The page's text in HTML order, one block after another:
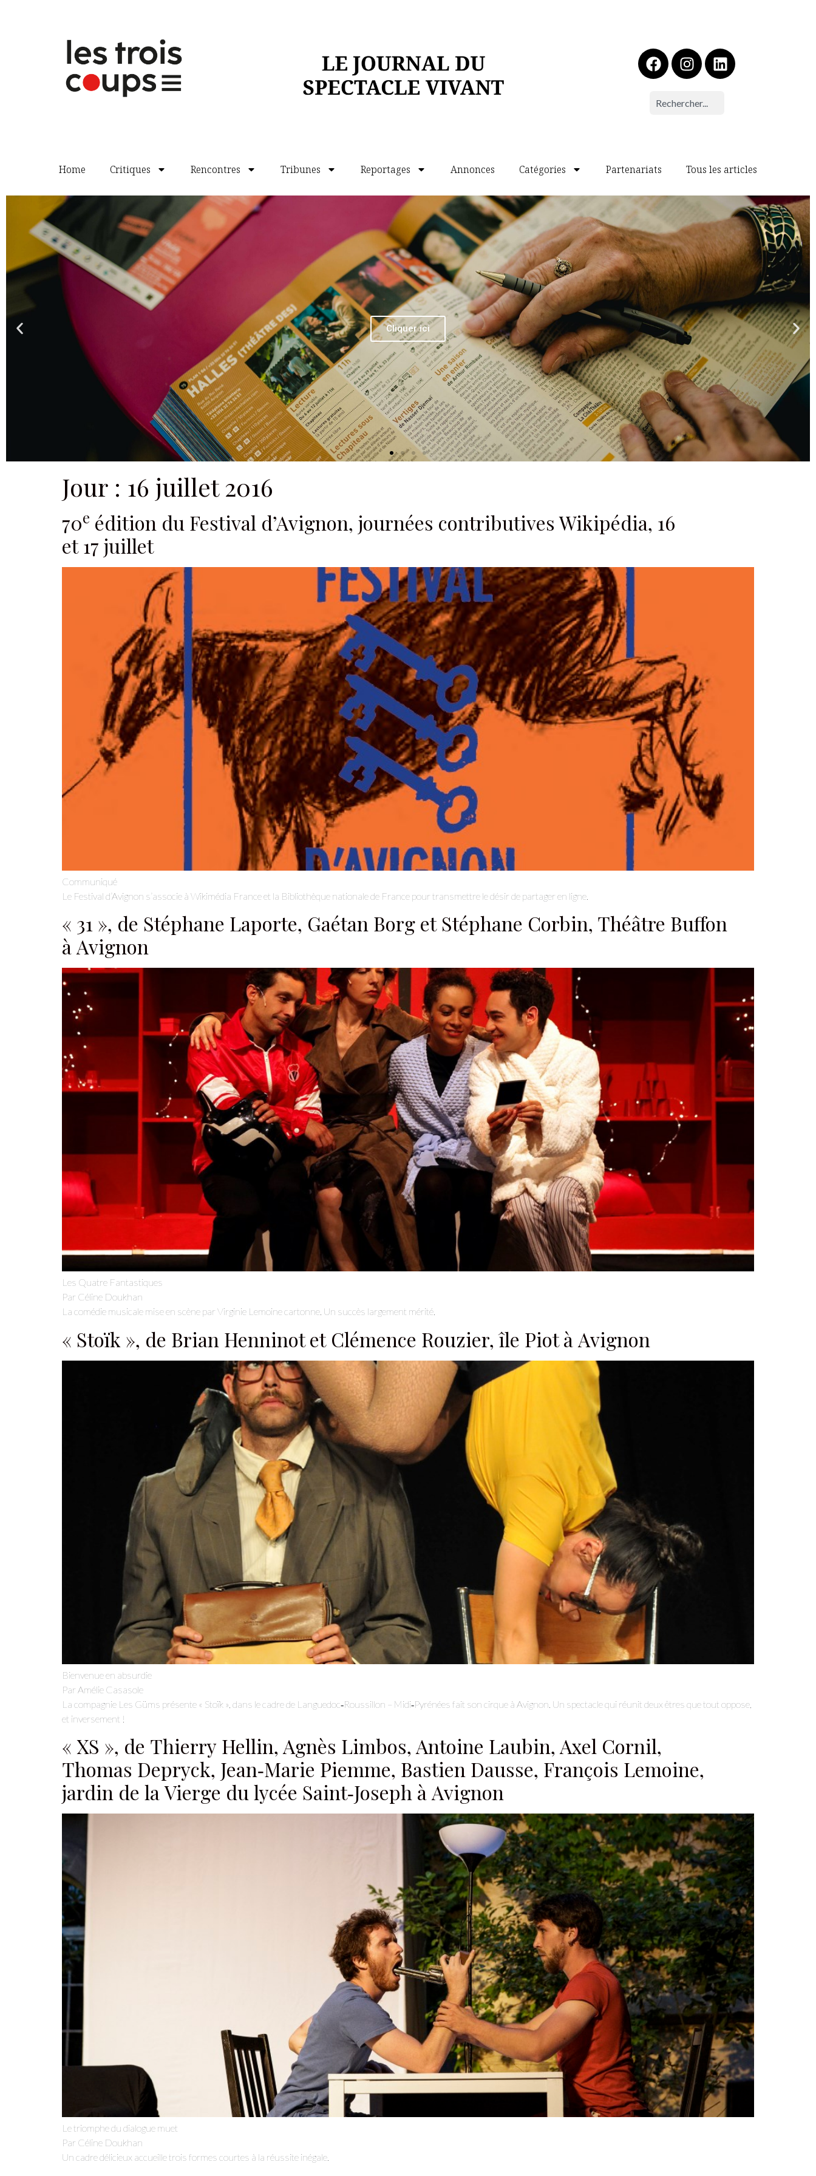
Home Critiques Rencontres Tribunes Reportages Annonces Catégories Partenariats Tous les articles
Cliquer ici
Jour : 16 juillet 2016
70e édition du Festival d’Avignon, journées contributives Wikipédia, 16
et 17 juillet
Communiqué
Le Festival d’Avignon s’associe à Wikimédia France et la Bibliothèque nationale de France pour transmettre le désir de partager en ligne.
« 31 », de Stéphane Laporte, Gaétan Borg et Stéphane Corbin, Théâtre Buffon
à Avignon
Les Quatre Fantastiques
Par Céline Doukhan
La comédie musicale mise en scène par Virginie Lemoine cartonne. Un succès largement mérité.
« Stoïk », de Brian Henninot et Clémence Rouzier, île Piot à Avignon
Bienvenue en absurdie
Par Amélie Casasole
La compagnie Les Güms présente « Stoïk », dans le cadre de Languedoc‑Roussillon – Midi‑Pyrénées fait son cirque à Avignon. Un spectacle qui réunit deux êtres que tout oppose,
et inversement !
« XS », de Thierry Hellin, Agnès Limbos, Antoine Laubin, Axel Cornil,
Thomas Depryck, Jean‑Marie Piemme, Bastien Dausse, François Lemoine,
jardin de la Vierge du lycée Saint‑Joseph à Avignon
Le triomphe du dialogue muet
Par Céline Doukhan
Un cadre délicieux accueille trois formes courtes à la réussite inégale.
Je suis un.e professionnel.le du secteur culturel
S'ABONNER